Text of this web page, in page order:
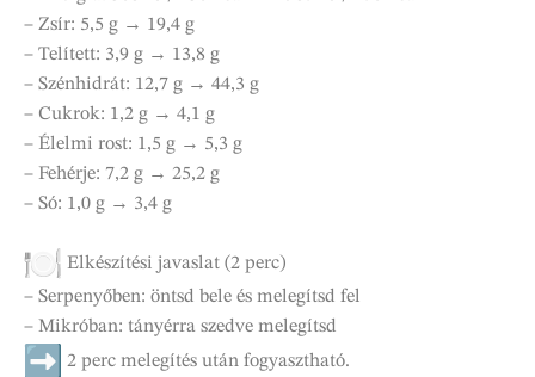
– Zsír: 5,5 g → 19,4 g
– Telített: 3,9 g → 13,8 g
– Szénhidrát: 12,7 g → 44,3 g
– Cukrok: 1,2 g → 4,1 g
– Élelmi rost: 1,5 g → 5,3 g
– Fehérje: 7,2 g → 25,2 g
– Só: 1,0 g → 3,4 g
Elkészítési javaslat (2 perc)
– Serpenyőben: öntsd bele és melegítsd fel
– Mikróban: tányérra szedve melegítsd
2 perc melegítés után fogyasztható.